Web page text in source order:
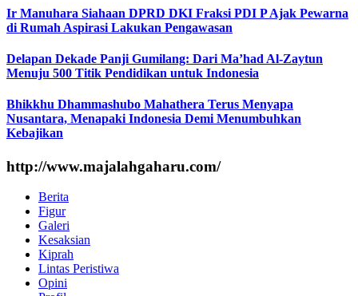
Ir Manuhara Siahaan DPRD DKI Fraksi PDI P Ajak Pewarna
di Rumah Aspirasi Lakukan Pengawasan
Delapan Dekade Panji Gumilang: Dari Ma’had Al-Zaytun
Menuju 500 Titik Pendidikan untuk Indonesia
Bhikkhu Dhammashubo Mahathera Terus Menyapa
Nusantara, Menapaki Indonesia Demi Menumbuhkan
Kebajikan
http://www.majalahgaharu.com/
Berita
Figur
Galeri
Kesaksian
Kiprah
Lintas Peristiwa
Opini